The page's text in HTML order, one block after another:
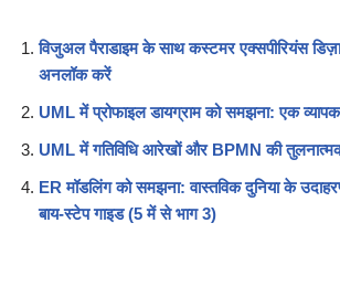
विजुअल पैराडाइम के साथ कस्टमर एक्सपीरियंस
अनलॉक करें
UML में प्रोफाइल डायग्राम को समझना: एक
UML में गतिविधि आरेखों और BPMN की
ER मॉडलिंग को समझना: वास्तविक दुनिया के
बाय-स्टेप गाइड (5 में से भाग 3)